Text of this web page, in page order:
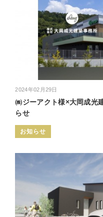
2024年02月29日
㈱ジーアクト様×大岡成光
らせ
お知らせ